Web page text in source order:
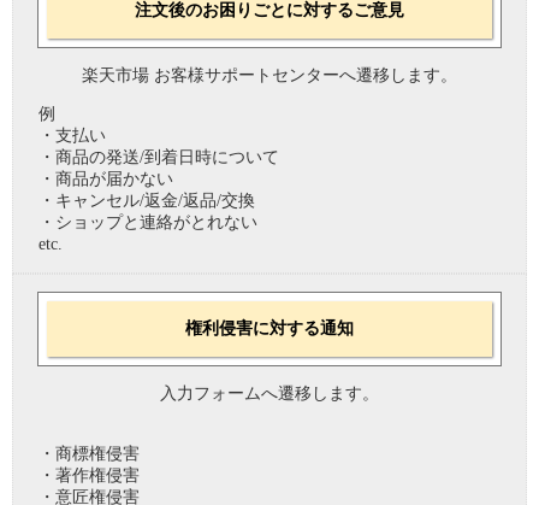
注文後のお困りごとに対するご意見
楽天市場 お客様サポートセンターへ遷移します。
例
・支払い
・商品の発送/到着日時について
・商品が届かない
・キャンセル/返金/返品/交換
・ショップと連絡がとれない
etc.
権利侵害に対する通知
入力フォームへ遷移します。
・商標権侵害
・著作権侵害
・意匠権侵害